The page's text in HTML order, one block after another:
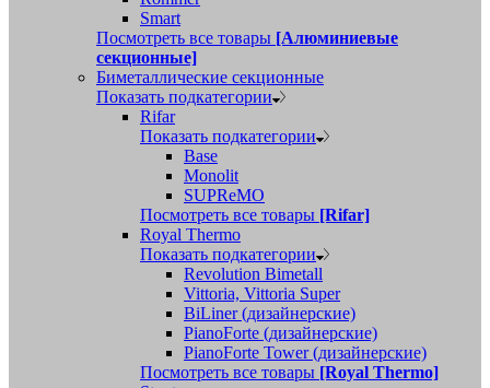
Smart
Посмотреть все товары [Алюминиевые
секционные]
Биметаллические секционные
Показать подкатегории
Rifar
Показать подкатегории
Base
Monolit
SUPReMO
Посмотреть все товары [Rifar]
Royal Thermo
Показать подкатегории
Revolution Bimetall
Vittoria, Vittoria Super
BiLiner (дизайнерские)
PianoForte (дизайнерские)
PianoForte Tower (дизайнерские)
Посмотреть все товары [Royal Thermo]